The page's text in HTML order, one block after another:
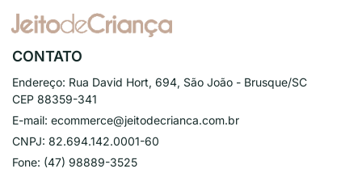
CONTATO
Endereço: Rua David Hort, 694, São João - Brusque/SC
CEP 88359-341
E-mail: ecommerce@jeitodecrianca.com.br
CNPJ: 82.694.142.0001-60
Fone: (47) 98889-3525